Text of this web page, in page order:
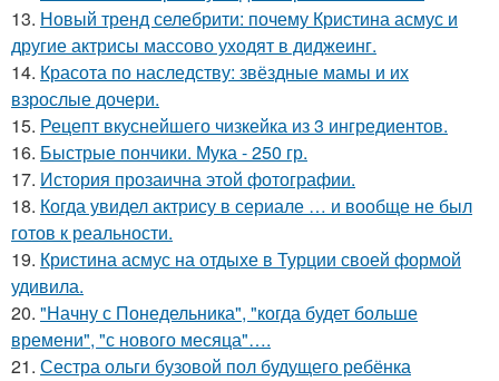
13. Новый тренд селебрити: почему Кристина асмус и
другие актрисы массово уходят в диджеинг.
14. Красота по наследству: звёздные мамы и их
взрослые дочери.
15. Рецепт вкуснейшего чизкейка из 3 ингредиентов.
16. Быстрые пончики. Мука - 250 гр.
17. История прозаична этой фотографии.
18. Когда увидел актрису в сериале … и вообще не был
готов к реальности.
19. Кристина асмус на отдыхе в Турции своей формой
удивила.
20. "Начну с Понедельника", "когда будет больше
времени", "с нового месяца"….
21. Сестра ольги бузовой пол будущего ребёнка